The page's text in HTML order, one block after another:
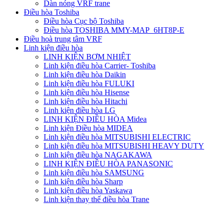
Dàn nóng VRF trane
Điều hòa Toshiba
Điều hòa Cục bộ Toshiba
Điều hòa TOSHIBA MMY-MAP_6HT8P-E
Điều hoà trung tâm VRF
Linh kiện điều hòa
LINH KIỆN BƠM NHIỆT
Linh kiện điều hòa Carrier- Toshiba
Linh kiện điều hòa Daikin
Linh kiện điều hòa FULUKI
Linh kiện điều hòa Hisense
Linh kiện điều hòa Hitachi
Linh kiện điều hòa LG
LINH KIỆN ĐIỀU HÒA Midea
Linh kiện Điều hòa MIDEA
Linh kiện điều hòa MITSUBISHI ELECTRIC
Linh kiện điều hòa MITSUBISHI HEAVY DUTY
Linh kiện điều hòa NAGAKAWA
LINH KIỆN ĐIỀU HÒA PANASONIC
Linh kiện điều hòa SAMSUNG
Linh kiện điều hòa Sharp
Linh kiện điều hòa Yaskawa
Linh kiện thay thế điều hòa Trane